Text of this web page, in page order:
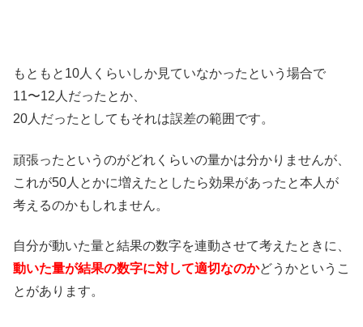
もともと10人くらいしか見ていなかったという場合で
11〜12人だったとか、
20人だったとしてもそれは誤差の範囲です。
頑張ったというのがどれくらいの量かは分かりませんが、
これが50人とかに増えたとしたら効果があったと本人が
考えるのかもしれません。
自分が動いた量と結果の数字を連動させて考えたときに、
動いた量が結果の数字に対して適切なのかどうかというこ
とがあります。